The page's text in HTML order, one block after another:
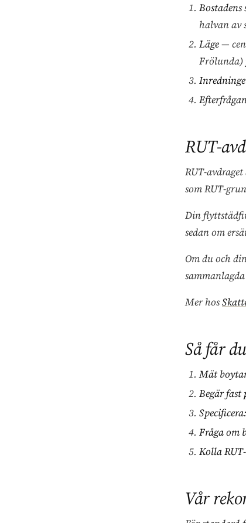
Bostadens
halvan av
Läge—
Frölunda)
RUT-
RUT-
som RUT-
Din
sedan om
Om du och
Mer hos
Så får
Mät
Begär
Specificera:
Fråga om
Kolla
Vår